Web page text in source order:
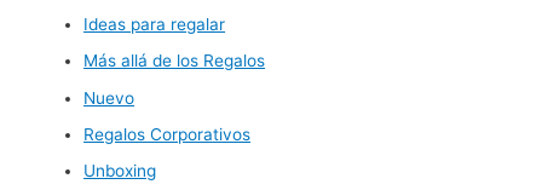
Ideas para regalar
Más allá de los Regalos
Nuevo
Regalos Corporativos
Unboxing